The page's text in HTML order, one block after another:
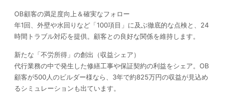
OB顧客の満足度向上＆確実なフォロー
年1回、外壁や水回りなど「100項目」に及ぶ徹底的な点検と、24
時間トラブル対応を提供。顧客との良好な関係を維持します。
新たな「不労所得」の創出（収益シェア）
代行業務の中で発生した修繕工事や保証契約の利益をシェア。OB
顧客が500人のビルダー様なら、3年で約825万円の収益が見込め
るシミュレーションも出ています。